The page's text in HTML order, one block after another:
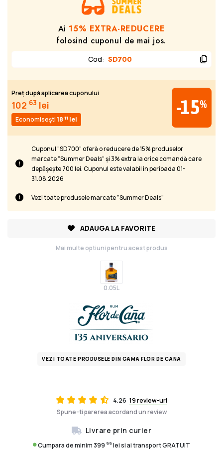
4.26 19 review-uri
Spune-ti parerea acordand un review
Livrare prin curier
Cumpara de minim 399 99 lei si ai transport GRATUIT
Ai 15% EXTRA-REDUCERE
folosind cuponul de mai jos.
Cod: SD700
Preț după aplicarea cuponului
102 63 lei
Economisești18 11 lei
-15%
Cuponul "SD700" oferă o reducere de 15% produselor
marcate "Summer Deals" și 3% extra la orice comandă care
depășește 700 lei. Cuponul este valabil in perioada 01-
31.08.2026
Vezi toate produsele marcate "Summer Deals"
ADAUGA LA FAVORITE
Mai multe optiuni pentru acest produs
0.05L
VEZI TOATE PRODUSELE DIN GAMA FLOR DE CANA